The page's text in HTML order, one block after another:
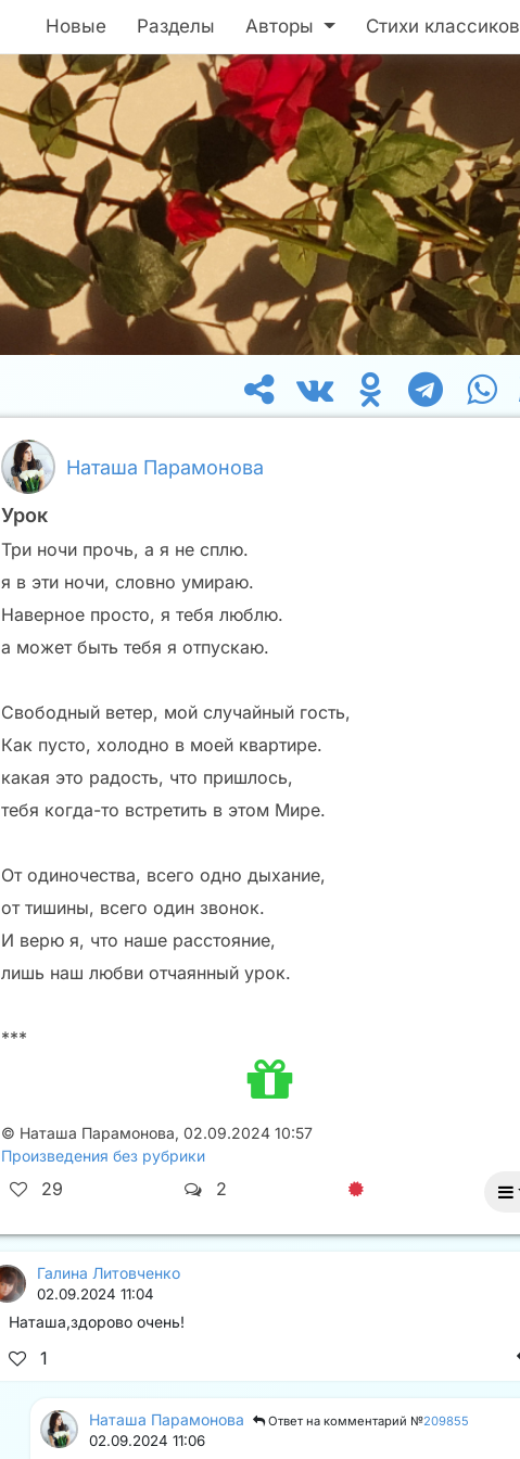
Новые Разделы Авторы Стихи классиков
Наташа Парамонова
Урок
Три ночи прочь, а я не сплю.
я в эти ночи, словно умираю.
Наверное просто, я тебя люблю.
а может быть тебя я отпускаю.
Свободный ветер, мой случайный гость,
Как пусто, холодно в моей квартире.
какая это радость, что пришлось,
тебя когда-то встретить в этом Мире.
От одиночества, всего одно дыхание,
от тишины, всего один звонок.
И верю я, что наше расстояние,
лишь наш любви отчаянный урок.
***
© Наташа Парамонова, 02.09.2024 10:57
Произведения без рубрики
29 2
Галина Литовченко
02.09.2024 11:04
Наташа,здорово очень!️
1
Наташа Парамонова Ответ на комментарий №209855
02.09.2024 11:06